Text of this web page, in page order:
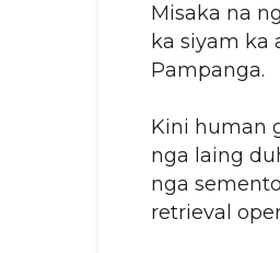
Misaka na
ka siyam ka
Pampanga.
Kini human
nga laing
nga
retrieval